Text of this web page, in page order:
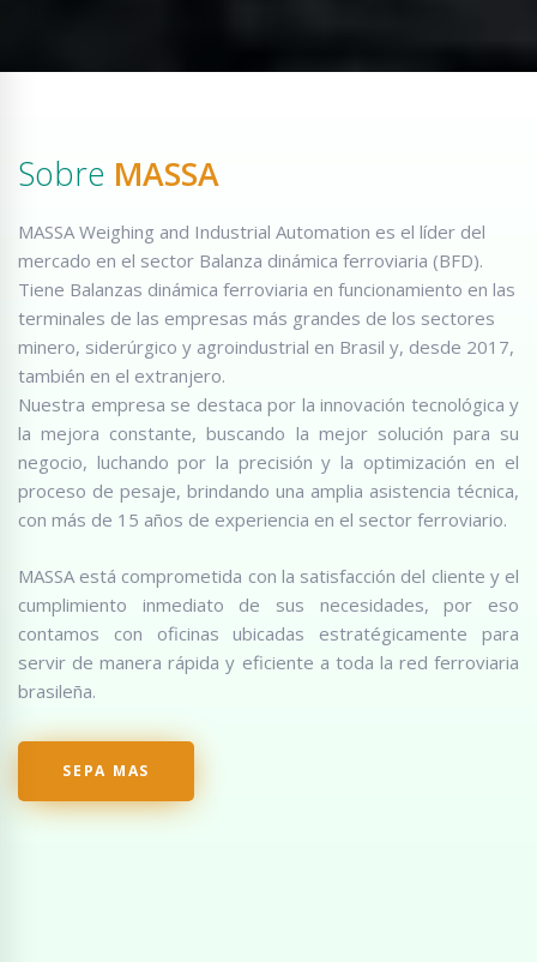
Sobre MASSA
MASSA Weighing and Industrial Automation es el líder del
mercado en el sector Balanza dinámica ferroviaria (BFD).
Tiene Balanzas dinámica ferroviaria en funcionamiento en las
terminales de las empresas más grandes de los sectores
minero, siderúrgico y agroindustrial en Brasil y, desde 2017,
también en el extranjero.
Nuestra empresa se destaca por la innovación tecnológica y
la mejora constante, buscando la mejor solución para su
negocio, luchando por la precisión y la optimización en el
proceso de pesaje, brindando una amplia asistencia técnica,
con más de 15 años de experiencia en el sector ferroviario.
MASSA está comprometida con la satisfacción del cliente y el
cumplimiento inmediato de sus necesidades, por eso
contamos con oficinas ubicadas estratégicamente para
servir de manera rápida y eficiente a toda la red ferroviaria
brasileña.
SEPA MAS